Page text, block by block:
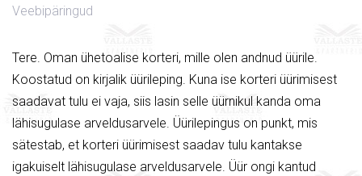
Veebipäringud
Tere. Oman ühetoalise korteri, mille olen andnud üürile.
Koostatud on kirjalik üürileping. Kuna ise korteri üürimisest
saadavat tulu ei vaja, siis lasin selle üürnikul kanda oma
lähisugulase arveldusarvele. Üürilepingus on punkt, mis
sätestab, et korteri üürimisest saadav tulu kantakse
igakuiselt lähisugulase arveldusarvele. Üür ongi kantud